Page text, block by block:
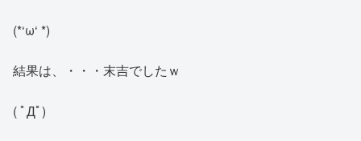
(*‘ω‘ *)
結果は、・・・末吉でしたｗ
( ﾟДﾟ)